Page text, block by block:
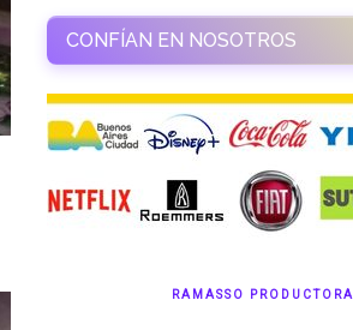
CONFÍAN EN NOSOTROS
RAMASSO PRODUCTORA